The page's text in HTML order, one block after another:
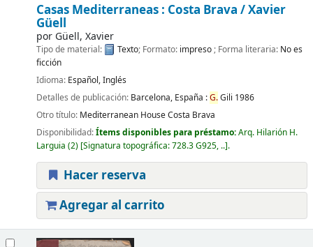
Casas Mediterraneas : Costa Brava /Xavier
Güell
por Güell, Xavier
Tipo de material: Texto; Formato: impreso ; Forma literaria: No es
ficción
Idioma: Español,Inglés
Detalles de publicación: Barcelona, España :G.Gili 1986
Otro título: Mediterranean House Costa Brava
Disponibilidad:Ítems disponibles para préstamo:Arq. Hilarión H.
Larguia (2) Signatura topográfica:728.3 G925, .. .
Hacer reserva
Agregar al carrito